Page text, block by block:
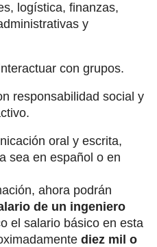
logística, finanzas,
y
con grupos.
responsabilidad social y
oral y escrita,
sea en español o en
ahora podrán
de un ingeniero
el salario básico en esta
diez mil o